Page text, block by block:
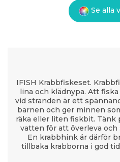
Se alla
IFISH Krabbfiskeset.
lina och klädnypa. Att
vid stranden är ett
barnen och ger minnen
räka eller liten fiskbit. Tänk
vatten för att överleva och
En krabbhink är därför
tillbaka krabborna i god